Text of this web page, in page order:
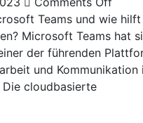
Teams und wie hilft
Microsoft Teams hat
der führenden
und Kommunikation
cloudbasierte